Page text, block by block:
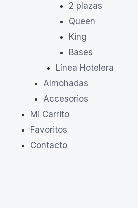
2 plazas
Queen
King
Bases
Línea Hotelera
Almohadas
Accesorios
Mi Carrito
Favoritos
Contacto